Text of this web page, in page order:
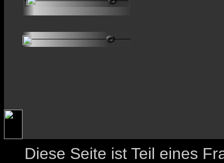
Diese Seite ist Teil eines